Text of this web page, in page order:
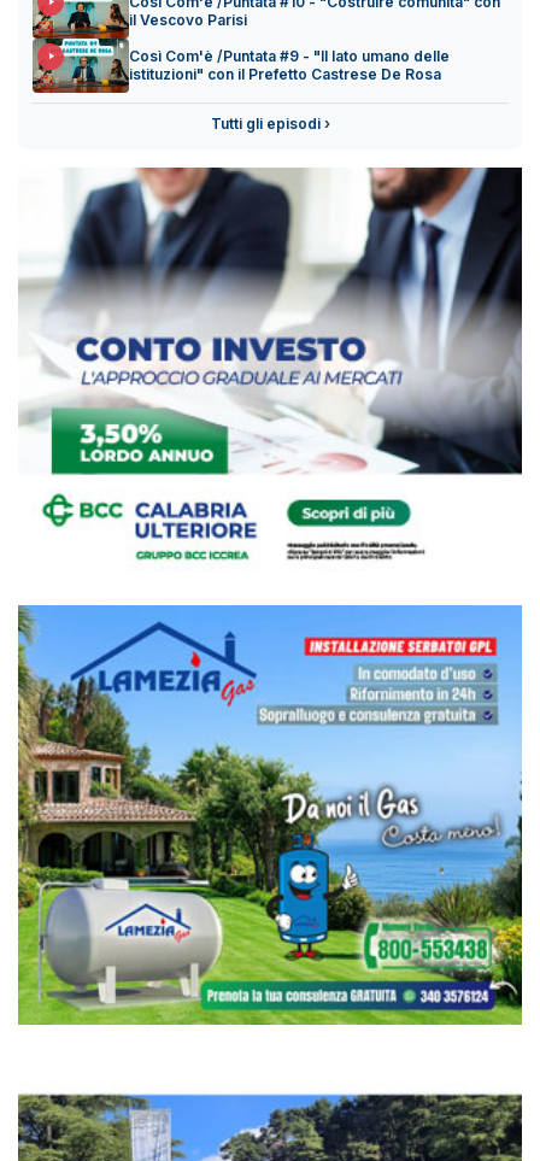
il Vescovo Parisi
Così Com'è /Puntata #9 - "Il lato umano delle
istituzioni" con il Prefetto Castrese De Rosa
Tutti gli episodi ›